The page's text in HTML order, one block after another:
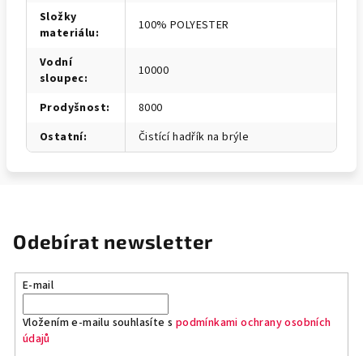
Složky
materiálu: 100% POLYESTER
Vodní
sloupec: 10000
Prodyšnost:
8000
Ostatní: Čistící hadřík na brýle
Odebírat newsletter
E-mail
Vložením e-mailu souhlasíte s podmínkami ochrany osobních
údajů